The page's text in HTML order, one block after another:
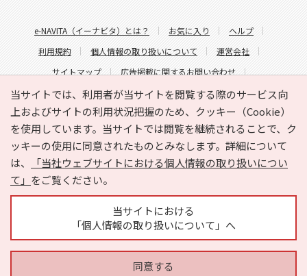
当サイトでは、利用者が当サイトを閲覧する際のサービス向
上およびサイトの利用状況把握のため、クッキー（Cookie）
を使用しています。当サイトでは閲覧を継続されることで、ク
ッキーの使用に同意されたものとみなします。詳細について
は、
「当社ウェブサイトにおける個人情報の取り扱いについ
て」 をご覧ください。
当サイトにおける
「個人情報の取り扱いについて」へ
同意する
e-NAVITA（イーナビタ）とは？ お気に入り
ヘルプ
利用規約
個人情報の取り扱いについて
運営会社
サイトマップ
広告掲載に関するお問い合わせ
サイトの内容に関するお問い合わせ
Copyright © HYOJITO.Co.,Ltd. All Rights Reserved.